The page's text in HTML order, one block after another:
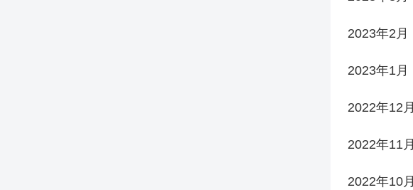
2023年2月
2023年1月
2022年12月
2022年11月
2022年10月